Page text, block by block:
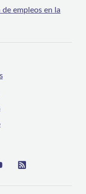
empleos en la